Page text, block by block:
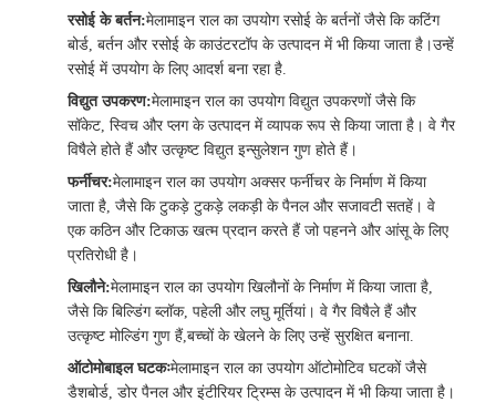
रसोई के बर्तन:मेलामाइन राल का उपयोग रसोई के बर्तनों जैसे कि कटिंग
बोर्ड, बर्तन और रसोई के काउंटरटॉप के उत्पादन में भी किया जाता है।उन्हें
रसोई में उपयोग के लिए आदर्श बना रहा है.
विद्युत उपकरण:मेलामाइन राल का उपयोग विद्युत उपकरणों जैसे कि
सॉकेट, स्विच और प्लग के उत्पादन में व्यापक रूप से किया जाता है। वे गैर
विषैले होते हैं और उत्कृष्ट विद्युत इन्सुलेशन गुण होते हैं।
फर्नीचर:मेलामाइन राल का उपयोग अक्सर फर्नीचर के निर्माण में किया
जाता है, जैसे कि टुकड़े टुकड़े लकड़ी के पैनल और सजावटी सतहें। वे
एक कठिन और टिकाऊ खत्म प्रदान करते हैं जो पहनने और आंसू के लिए
प्रतिरोधी है।
खिलौने:मेलामाइन राल का उपयोग खिलौनों के निर्माण में किया जाता है,
जैसे कि बिल्डिंग ब्लॉक, पहेली और लघु मूर्तियां। वे गैर विषैले हैं और
उत्कृष्ट मोल्डिंग गुण हैं,बच्चों के खेलने के लिए उन्हें सुरक्षित बनाना.
ऑटोमोबाइल घटकःमेलामाइन राल का उपयोग ऑटोमोटिव घटकों जैसे
डैशबोर्ड, डोर पैनल और इंटीरियर ट्रिम्स के उत्पादन में भी किया जाता है।